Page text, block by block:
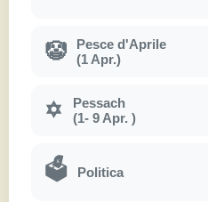
🤡
Pesce d'Aprile
(1 Apr.)
✡
Pessach
(1- 9 Apr. )
🗳 Politica